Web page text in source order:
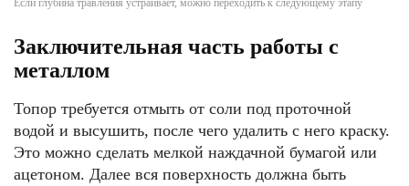
Если глубина травления устраивает, можно переходить к следующему этапу
Заключительная часть работы с
металлом
Топор требуется отмыть от соли под проточной
водой и высушить, после чего удалить с него краску.
Это можно сделать мелкой наждачной бумагой или
ацетоном. Далее вся поверхность должна быть